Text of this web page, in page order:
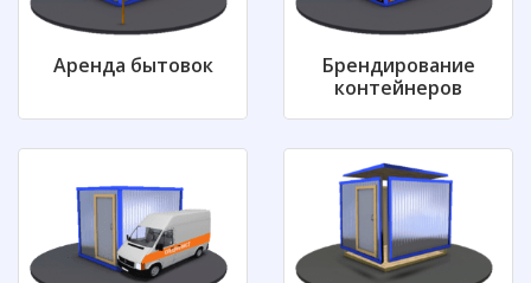
Аренда бытовок
Брендирование
контейнеров